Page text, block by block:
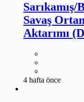
Sarıkamış/
Savaş
Aktarımı
4 hafta önce